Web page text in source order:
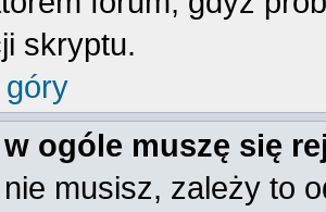
skryptu.
góry
ogóle muszę się
musisz, zależy to